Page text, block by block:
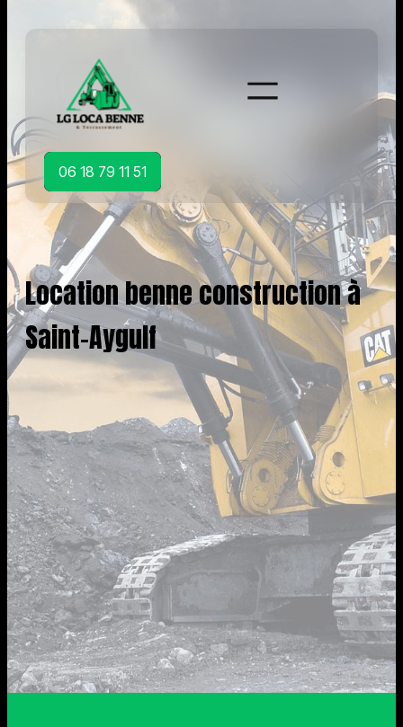
06 18 79 11 51
Location benne construction à
Saint-Aygulf